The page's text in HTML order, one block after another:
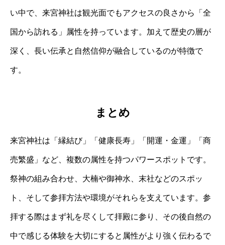
い中で、来宮神社は観光面でもアクセスの良さから「全
国から訪れる」属性を持っています。加えて歴史の層が
深く、長い伝承と自然信仰が融合しているのが特徴で
す。
まとめ
来宮神社は「縁結び」「健康長寿」「開運・金運」「商
売繁盛」など、複数の属性を持つパワースポットです。
祭神の組み合わせ、大楠や御神水、末社などのスポッ
ト、そして参拝方法や環境がそれらを支えています。参
拝する際はまず礼を尽くして拝殿に参り、その後自然の
中で感じる体験を大切にすると属性がより強く伝わるで